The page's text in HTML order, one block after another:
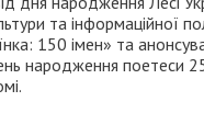
та інформаційної
150 імен» та
народження поетеси